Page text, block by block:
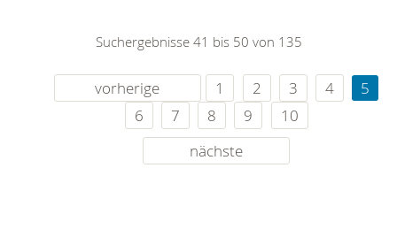
Suchergebnisse 41 bis 50 von 135
vorherige 1 2 3 4
5
6
7 8 9
10
nächste